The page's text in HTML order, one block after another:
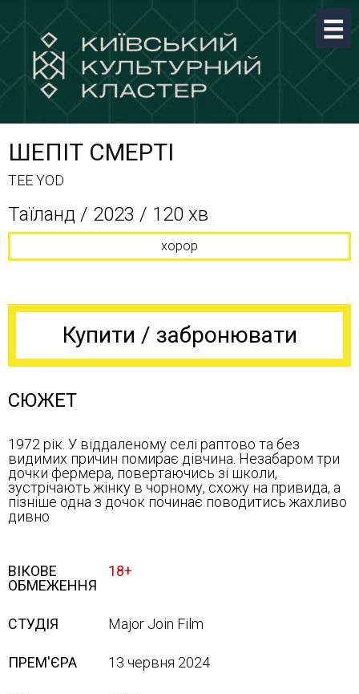
ШЕПІТ СМЕРТІ
TEE YOD
Таїланд / 2023 / 120 хв
хорор
Купити / забронювати
СЮЖЕТ
1972 рік. У віддаленому селі раптово та без
видимих причин помирає дівчина. Незабаром три
дочки фермера, повертаючись зі школи,
зустрічають жінку в чорному, схожу на привида, а
пізніше одна з дочок починає поводитись жахливо
дивно
ВІКОВЕ
ОБМЕЖЕННЯ
18+
СТУДІЯ Major Join Film
ПРЕМ'ЄРА 13 червня 2024